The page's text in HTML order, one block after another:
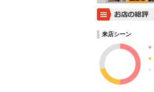
来店シーン